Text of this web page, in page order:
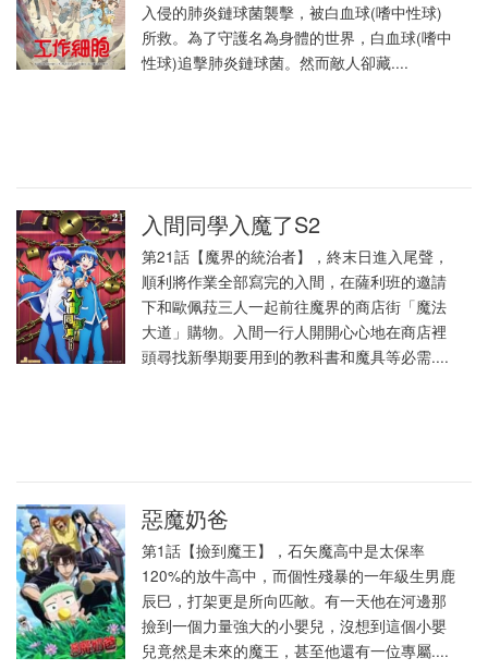
入侵的肺炎鏈球菌襲擊，被白血球(嗜中性球)
所救。為了守護名為身體的世界，白血球(嗜中
性球)追擊肺炎鏈球菌。然而敵人卻藏....
入間同學入魔了S2
第21話【魔界的統治者】，終末日進入尾聲，
順利將作業全部寫完的入間，在薩利班的邀請
下和歐佩菈三人一起前往魔界的商店街「魔法
大道」購物。入間一行人開開心心地在商店裡
頭尋找新學期要用到的教科書和魔具等必需....
惡魔奶爸
第1話【撿到魔王】，石矢魔高中是太保率
120%的放牛高中，而個性殘暴的一年級生男鹿
辰巳，打架更是所向匹敵。有一天他在河邊那
撿到一個力量強大的小嬰兒，沒想到這個小嬰
兒竟然是未來的魔王，甚至他還有一位專屬....